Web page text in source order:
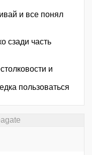
и все понял
сзади часть
и
пользоваться